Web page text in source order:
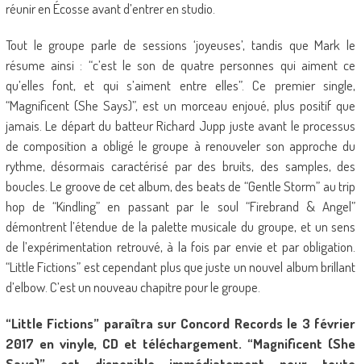
réunir en Écosse avant d’entrer en studio.
Tout le groupe parle de sessions ‘joyeuses’, tandis que Mark le
résume ainsi : “c’est le son de quatre personnes qui aiment ce
qu’elles font, et qui s’aiment entre elles”. Ce premier single,
“Magnificent (She Says)”, est un morceau enjoué, plus positif que
jamais. Le départ du batteur Richard Jupp juste avant le processus
de composition a obligé le groupe à renouveler son approche du
rythme, désormais caractérisé par des bruits, des samples, des
boucles. Le groove de cet album, des beats de “Gentle Storm” au trip
hop de “Kindling” en passant par le soul “Firebrand & Angel”
démontrent l’étendue de la palette musicale du groupe, et un sens
de l’expérimentation retrouvé, à la fois par envie et par obligation.
“Little Fictions” est cependant plus que juste un nouvel album brillant
d’elbow. C’est un nouveau chapitre pour le groupe.
“Little Fictions” paraîtra sur Concord Records le 3 février
2017 en vinyle, CD et téléchargement. “Magnificent (She